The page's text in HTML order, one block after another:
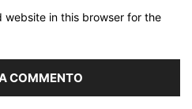
website in this browser for the